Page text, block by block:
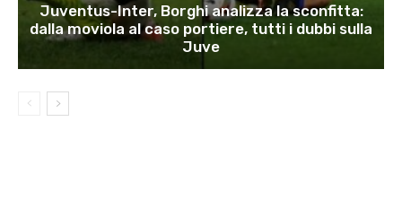
Juventus-Inter, Borghi analizza la sconfitta:
dalla moviola al caso portiere, tutti i dubbi sulla
Juve